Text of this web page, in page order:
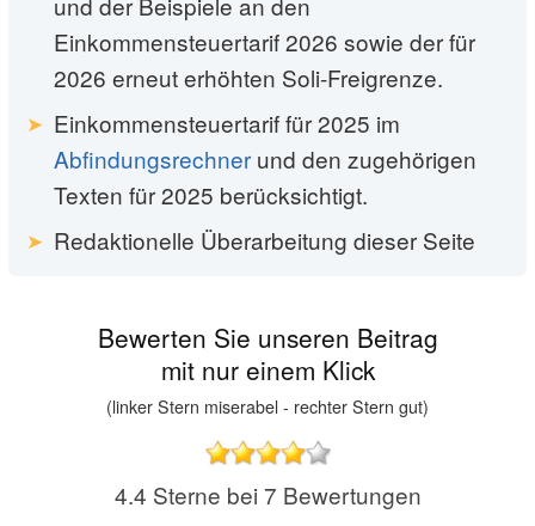
Einkommensteuer­tarif 2026 sowie der für
2026 erneut erhöhten Soli-Freigrenze.
Einkommensteuertarif für 2025 im
Abfindungsrechnerund den zugehörigen
Texten für 2025 berücksichtigt.
Redaktionelle Überarbeitung dieser Seite
Bewerten Sie unseren Beitrag
mit nur einem Klick
(linker Stern miserabel - rechter Stern gut)
4.4 Sterne bei 7 Bewertungen